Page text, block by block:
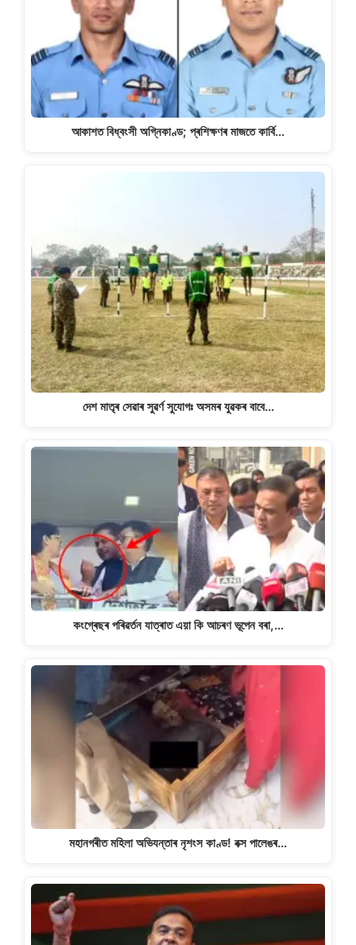
আকাশত বিধ্বংসী অগ্নিকাণ্ড; প্ৰশিক্ষণৰ মাজতে কাৰ্বি…
দেশ মাতৃৰ সেৱাৰ সুৱৰ্ণ সুযোগঃ অসমৰ যুৱকৰ বাবে…
কংগ্ৰেছৰ পৰিৱৰ্তন যাত্ৰাত এয়া কি আচৰণ ভূপেন বৰা,…
মহানগৰীত মহিলা অভিযন্তাৰ নৃশংস কাণ্ড! বক্স পালেঙৰ…